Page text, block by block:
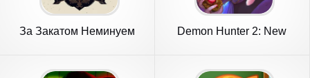
За Закатом Неминуем
Demon Hunter 2: New